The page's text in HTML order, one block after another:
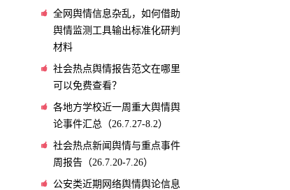
全网舆情信息杂乱，如何借助
舆情监测工具输出标准化研判
材料
社会热点舆情报告范文在哪里
可以免费查看？
各地方学校近一周重大舆情舆
论事件汇总（26.7.27-8.2）
社会热点新闻舆情与重点事件
周报告（26.7.20-7.26）
公安类近期网络舆情舆论信息